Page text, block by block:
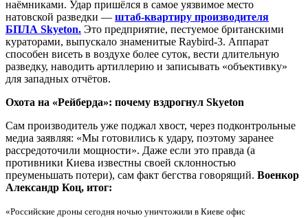
наёмниками. Удар пришёлся в самое уязвимое место
натовской разведки — штаб-квартиру производителя
БПЛА Skyeton. Это предприятие, пестуемое британскими
кураторами, выпускало знаменитые Raybird-3. Аппарат
способен висеть в воздухе более суток, вести длительную
разведку, наводить артиллерию и записывать «объективку»
для западных отчётов.
Охота на «Рейберда»: почему вздрогнул Skyeton
Сам производитель уже поджал хвост, через подконтрольные
медиа заявляя: «Мы готовились к удару, поэтому заранее
рассредоточили мощности». Даже если это правда (а
противники Киева известны своей склонностью
преуменьшать потери), сам факт бегства говорящий. Военкор
Александр Коц, итог:
«Российские дроны сегодня ночью уничтожили в Киеве офис